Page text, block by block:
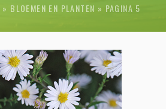
BLOEMEN EN PLANTEN » PAGINA 5